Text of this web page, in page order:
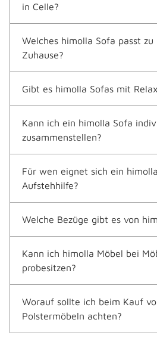
in Celle?
Welches himolla Sofa passt zu
Zuhause?
Gibt es himolla Sofas mit
Kann ich ein himolla Sofa
zusammenstellen?
Für wen eignet sich ein
Aufstehhilfe?
Welche Bezüge gibt es von
Kann ich himolla Möbel bei
probesitzen?
Worauf sollte ich beim Kauf
Polstermöbeln achten?